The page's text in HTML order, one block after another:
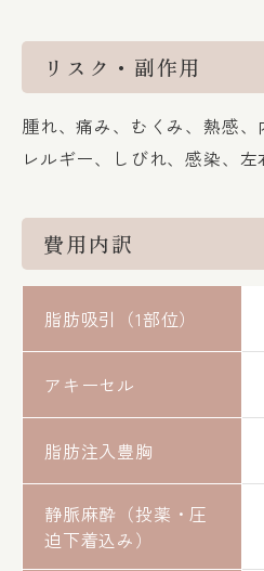
リスク・副作用
腫れ、痛み、むくみ、熱感
レルギー、しびれ、感染、左
費用内訳
脂肪吸引（1部位）
アキーセル
脂肪注入豊胸
静脈麻酔（投薬・圧
迫下着込み）